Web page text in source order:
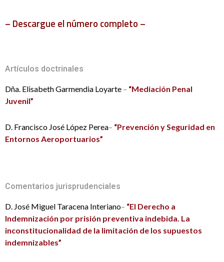
– Descargue el número completo –
Artículos doctrinales
Dña. Elisabeth Garmendia Loyarte – “Mediación Penal
Juvenil”
D. Francisco José López Perea– “Prevención y Seguridad en
Entornos Aeroportuarios”
Comentarios jurisprudenciales
D. José Miguel Taracena Interiano– “El Derecho a
Indemnización por prisión preventiva indebida. La
inconstitucionalidad de la limitación de los supuestos
indemnizables”